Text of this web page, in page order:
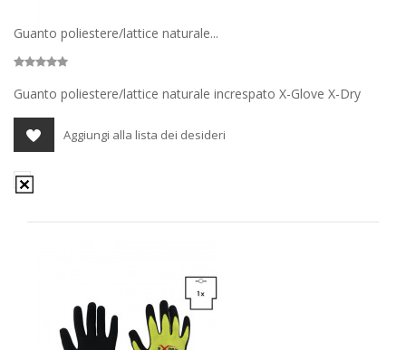
Guanto poliestere/lattice naturale...
Guanto poliestere/lattice naturale increspato X-Glove X-Dry
Aggiungi alla lista dei desideri